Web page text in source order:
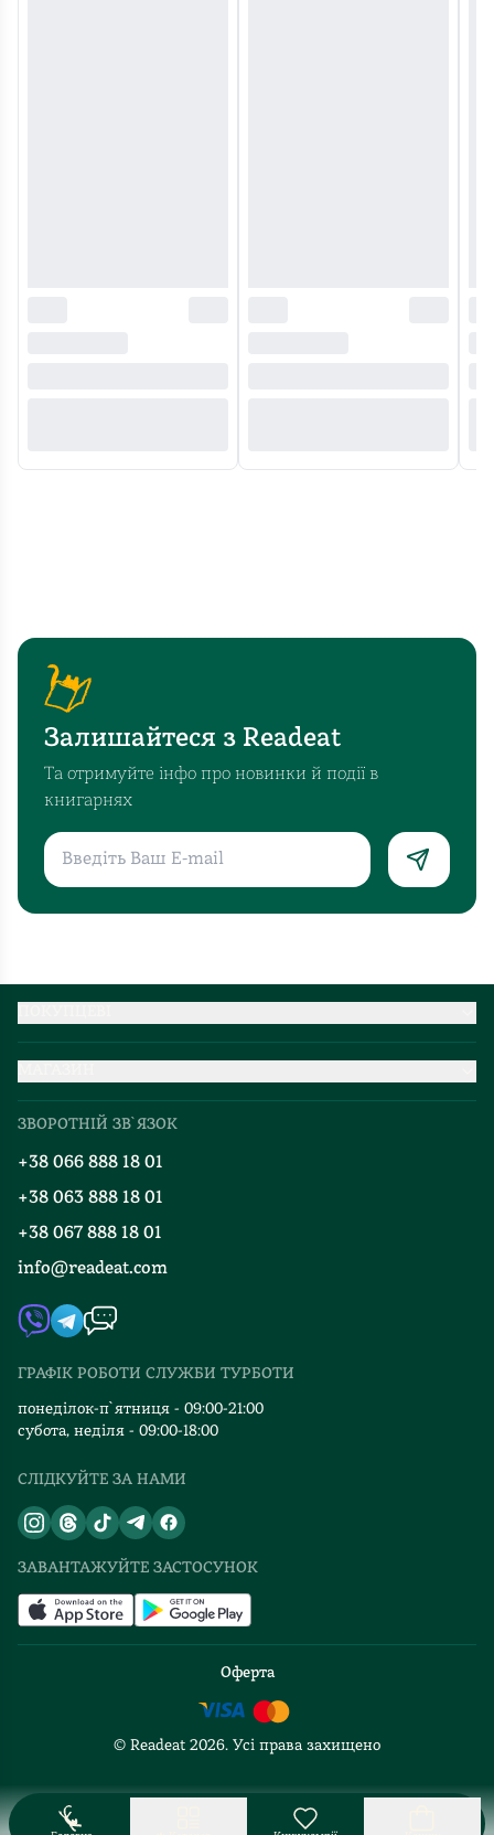
Залишайтеся з Readeat
Та отримуйте інфо про новинки й події в
книгарнях
Про нас
Добірки
Блог
Події
Книгарні
Контакти
Автори
Видавництва
Відгуки та оцінка RDT
Партнерство
ЗВОРОТНІЙ ЗВ`ЯЗОК
+38 066 888 18 01
+38 063 888 18 01
+38 067 888 18 01
info@readeat.com
ГРАФІК РОБОТИ СЛУЖБИ ТУРБОТИ
понеділок-п`ятниця - 09:00-21:00
субота, неділя - 09:00-18:00
СЛІДКУЙТЕ ЗА НАМИ
ЗАВАНТАЖУЙТЕ ЗАСТОСУНОК
Оферта
© Readeat 2026. Усі права захищено